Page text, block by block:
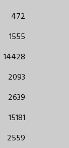
472
1555
14428
2093
2639
15181
2559